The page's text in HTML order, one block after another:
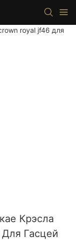
Крэсла
Гасцей